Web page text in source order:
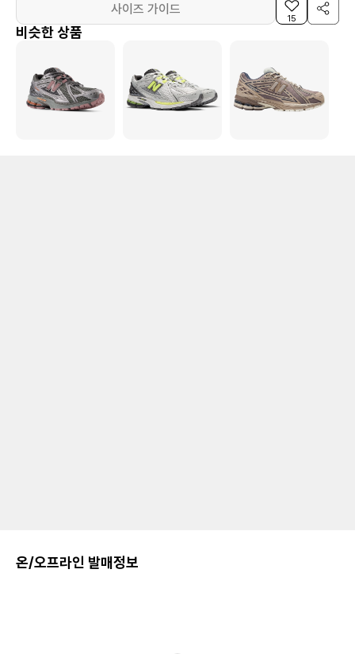
사이즈 가이드
15
비슷한 상품
온/오프라인 발매정보